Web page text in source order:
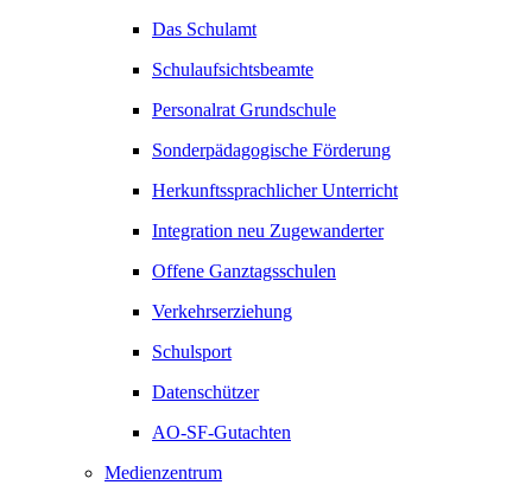
Das Schulamt
Schulaufsichtsbeamte
Personalrat Grundschule
Sonderpädagogische Förderung
Herkunftssprachlicher Unterricht
Integration neu Zugewanderter
Offene Ganztagsschulen
Verkehrserziehung
Schulsport
Datenschützer
AO-SF-Gutachten
Medienzentrum